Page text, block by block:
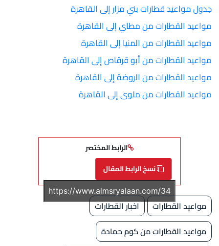
جدول مواعيد قطارات بني مزار إلى القاهرة
مواعيد القطارات من مطاي إلى القاهرة
مواعيد القطارات من المنيا إلى القاهرة
مواعيد القطارات من أبو قرقاص إلى القاهرة
مواعيد القطارات من الروضة إلى القاهرة
مواعيد القطارات من ملوى إلى القاهرة
الرابط المختصر
نسخ الرابط المقال
مواعيد القطارات
اخبار القطارات
مواعيد القطارات من كوم حمادة